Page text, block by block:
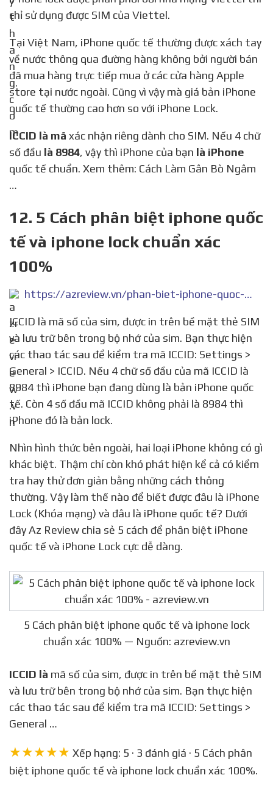
chỉ sử dụng được SIM của Viettel.
Tại Việt Nam, iPhone quốc tế thường được xách tay
về nước thông qua đường hàng không bởi người bán
đã mua hàng trực tiếp mua ở các cửa hàng Apple
store tại nước ngoài. Cũng vì vậy mà giá bản iPhone
quốc tế thường cao hơn so với iPhone Lock.
ICCID là mã xác nhận riêng dành cho SIM. Nếu 4 chữ
số đầu là 8984, vậy thì iPhone của bạn là iPhone
quốc tế chuẩn. Xem thêm: Cách Làm Gân Bò Ngâm
…
12. 5 Cách phân biệt iphone quốc
tế và iphone lock chuẩn xác
100%
https://azreview.vn/phan-biet-iphone-quoc-te-va-iphone-lock/
ICCID là mã số của sim, được in trên bề mặt thẻ SIM
và lưu trữ bên trong bộ nhớ của sim. Bạn thực hiện
các thao tác sau để kiểm tra mã ICCID: Settings >
General > ICCID. Nếu 4 chữ số đầu của mã ICCID là
8984 thì iPhone bạn đang dùng là bản iPhone quốc
tế. Còn 4 số đầu mã ICCID không phải là 8984 thì
iPhone đó là bản lock.
Nhìn hình thức bên ngoài, hai loại iPhone không có gì
khác biệt. Thậm chí còn khó phát hiện kể cả có kiểm
tra hay thử đơn giản bằng những cách thông
thường. Vậy làm thế nào để biết được đâu là iPhone
Lock (Khóa mạng) và đâu là iPhone quốc tế? Dưới
đây Az Review chia sẻ 5 cách để phân biệt iPhone
quốc tế và iPhone Lock cực dễ dàng.
5 Cách phân biệt iphone quốc tế và iphone lock
chuẩn xác 100% — Nguồn: azreview.vn
ICCID là mã số của sim, được in trên bề mặt thẻ SIM
và lưu trữ bên trong bộ nhớ của sim. Bạn thực hiện
các thao tác sau để kiểm tra mã ICCID: Settings >
General …
★★★★★ Xếp hạng: 5 · 3 đánh giá · 5 Cách phân
biệt iphone quốc tế và iphone lock chuẩn xác 100%.